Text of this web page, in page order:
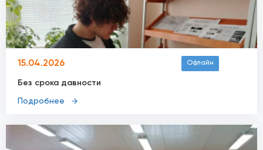
15.04.2026 Офлайн
Без срока давности
Подробнее